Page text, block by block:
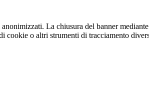
La chiusura del banner
cookie o altri strumenti di tracciamento